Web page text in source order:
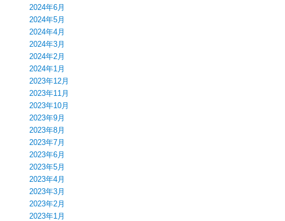
2024年6月
2024年5月
2024年4月
2024年3月
2024年2月
2024年1月
2023年12月
2023年11月
2023年10月
2023年9月
2023年8月
2023年7月
2023年6月
2023年5月
2023年4月
2023年3月
2023年2月
2023年1月